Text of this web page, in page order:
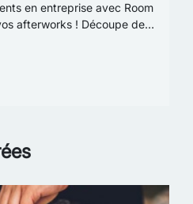
en entreprise avec Room
afterworks ! Découpe de